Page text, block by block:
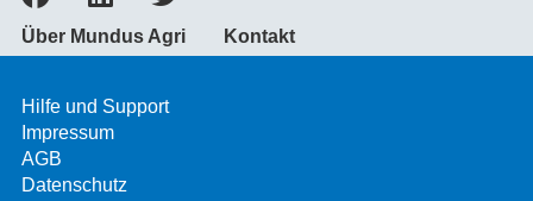
Über Mundus Agri Kontakt
Hilfe und Support
Impressum
AGB
Datenschutz